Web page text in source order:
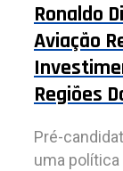
Ronaldo
Aviação
Regiões
Pré-
uma